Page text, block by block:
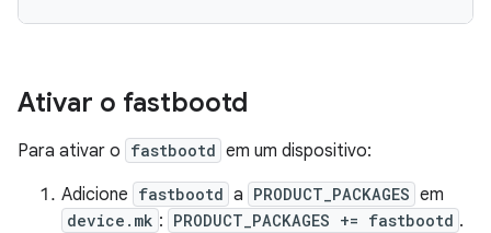
Ativar o fastbootd
Para ativar o fastbootd em um dispositivo:
Adicione fastbootd a PRODUCT_PACKAGES em
device.mk : PRODUCT_PACKAGES += fastbootd .